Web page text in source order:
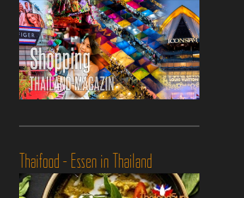
Thaifood - Essen in Thailand